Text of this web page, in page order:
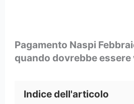
Pagamento Naspi
quando dovrebbe essere
Indice dell'articolo